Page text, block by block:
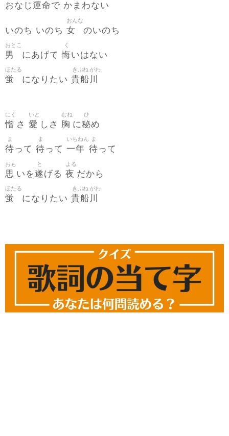
おなじ運命で かまわない
いのち いのち 女
おんな
のいのち
男
おとこ
にあげて悔
く
いはない
蛍
ほたる
になりたい 貴船
きぶね
川
がわ
憎
にく
さ 愛
いと
しさ 胸
むね
に秘
ひ
め
待
ま
って 待
ま
って 一年
いちねん
待
ま
って
思
おも
いを遂
と
げる 夜
よる
だから
蛍
ほたる
になりたい 貴船
きぶね
川
がわ